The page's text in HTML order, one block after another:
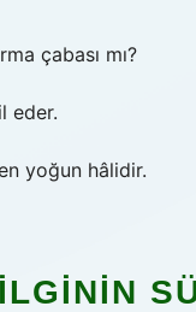
çabası mı?
eder.
yoğun hâlidir.